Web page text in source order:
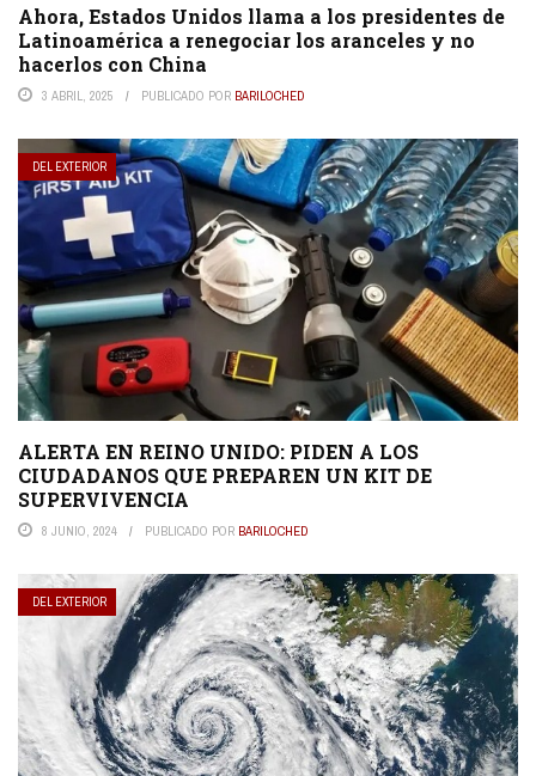
Ahora, Estados Unidos llama a los presidentes de
Latinoamérica a renegociar los aranceles y no
hacerlos con China
3 ABRIL, 2025 PUBLICADO POR BARILOCHED
DEL EXTERIOR
ALERTA EN REINO UNIDO: PIDEN A LOS
CIUDADANOS QUE PREPAREN UN KIT DE
SUPERVIVENCIA
8 JUNIO, 2024 PUBLICADO POR BARILOCHED
DEL EXTERIOR